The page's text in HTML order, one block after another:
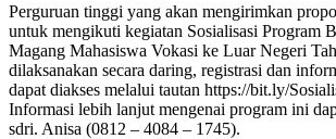
Perguruan tinggi yang akan mengirimkan
untuk mengikuti kegiatan Sosialisasi Program
Magang Mahasiswa Vokasi ke Luar Negeri
dilaksanakan secara daring, registrasi dan
dapat diakses melalui tautan https://bit.ly/
Informasi lebih lanjut mengenai program ini
sdri. Anisa (0812 – 4084 – 1745).